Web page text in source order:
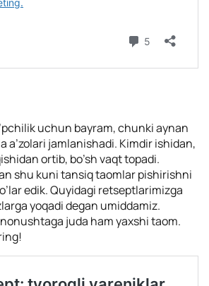
uchun bayram, chunki aynan
a’zolari jamlanishadi. Kimdir ishidan,
ortib, bo’sh vaqt topadi.
shu kuni tansiq taomlar pishirishni
edik. Quyidagi retseptlarimizga
yoqadi degan umiddamiz.
juda ham yaxshi taom.